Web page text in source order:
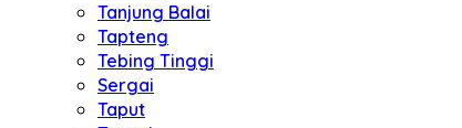
Tanjung Balai
Tapteng
Tebing Tinggi
Sergai
Taput